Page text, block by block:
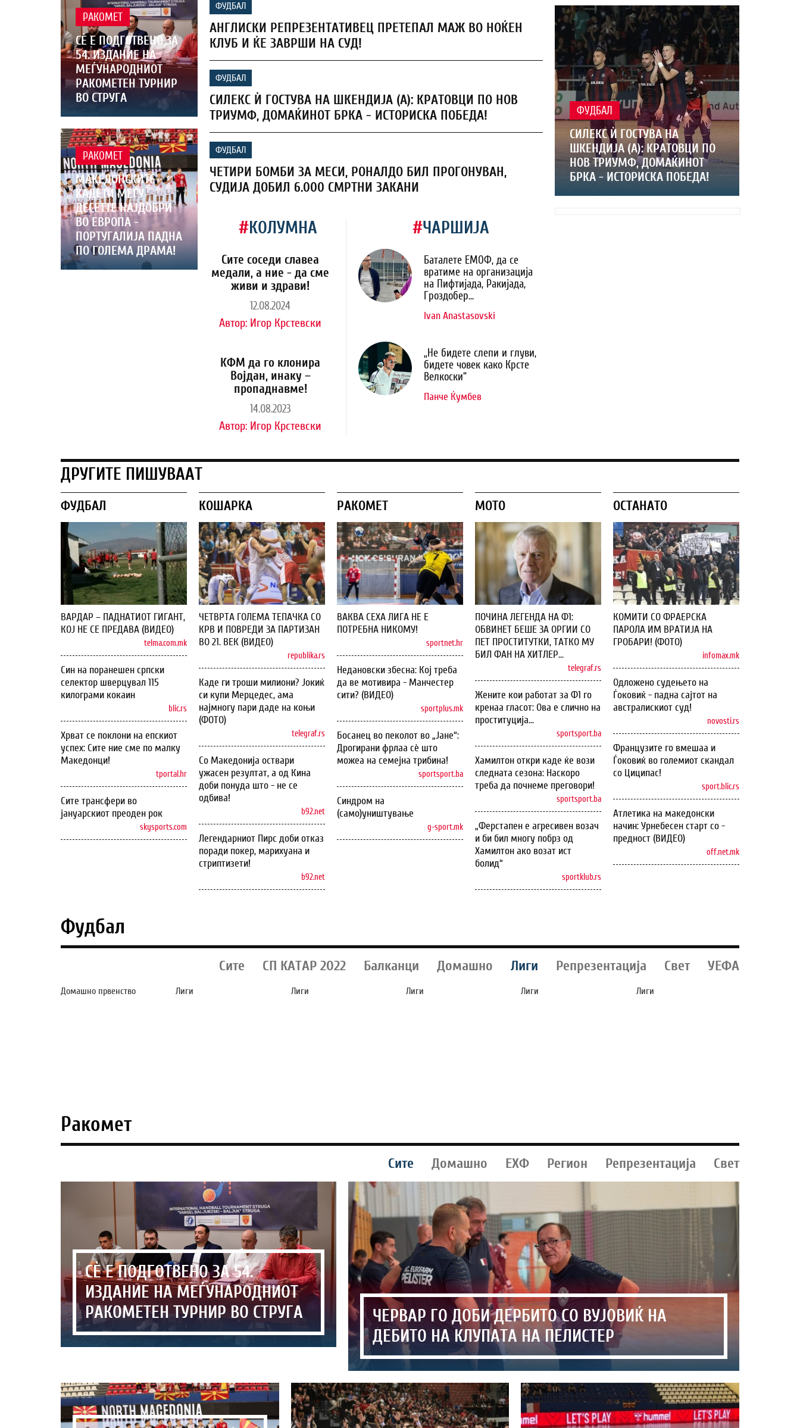
РАКОМЕТ
СЀ Е ПОДГОТВЕНО ЗА
54. ИЗДАНИЕ НА
МЕЃУНАРОДНИОТ
РАКОМЕТЕН ТУРНИР
ВО СТРУГА
РАКОМЕТ
МАКЕДОНСКИТЕ
КАДЕТИ МЕЃУ
ДЕСЕТТЕ НАЈДОБРИ
ВО ЕВРОПА -
ПОРТУГАЛИЈА ПАДНА
ПО ГОЛЕМА ДРАМА!
ФУДБАЛ
АНГЛИСКИ РЕПРЕЗЕНТАТИВЕЦ ПРЕТЕПАЛ МАЖ ВО НОЌЕН
КЛУБ И ЌЕ ЗАВРШИ НА СУД!
ФУДБАЛ
СИЛЕКС Ѝ ГОСТУВА НА ШКЕНДИЈА (А): КРАТОВЦИ ПО НОВ
ТРИУМФ, ДОМАЌИНОТ БРКА - ИСТОРИСКА ПОБЕДА!
ФУДБАЛ
ЧЕТИРИ БОМБИ ЗА МЕСИ, РОНАЛДО БИЛ ПРОГОНУВАН,
СУДИЈА ДОБИЛ 6.000 СМРТНИ ЗАКАНИ
#КОЛУМНА
Сите соседи славеа
медали, а ние - да сме
живи и здрави!
12.08.2024
Автор: Игор Крстевски
КФМ да го клонира
Војдан, инаку –
пропаднавме!
14.08.2023
Автор: Игор Крстевски
#ЧАРШИЈА
Баталете ЕМОФ, да се
вратиме на организација
на Пифтијада, Ракијада,
Гроздобер...
Ivan Anastasovski
„Не бидете слепи и глуви,
бидете човек како Крсте
Велкоски“
Панче Ќумбев
ФУДБАЛ
СИЛЕКС Ѝ ГОСТУВА НА
ШКЕНДИЈА (А): КРАТОВЦИ ПО
НОВ ТРИУМФ, ДОМАЌИНОТ
БРКА - ИСТОРИСКА ПОБЕДА!
ДРУГИТЕ ПИШУВААТ
ФУДБАЛ
ВАРДАР – ПАДНАТИОТ ГИГАНТ,
КОЈ НЕ СЕ ПРЕДАВА (ВИДЕО)
telma.com.mk
Син на поранешен српски
селектор шверцувал 115
килограми кокаин
blic.rs
Хрват се поклони на епскиот
успех: Сите ние сме по малку
Македонци!
tportal.hr
Сите трансфери во
јануарскиот преоден рок
skysports.com
КОШАРКА
ЧЕТВРТА ГОЛЕМА ТЕПАЧКА СО
КРВ И ПОВРЕДИ ЗА ПАРТИЗАН
ВО 21. ВЕК (ВИДЕО)
republika.rs
Каде ги троши милиони? Јокиќ
си купи Мерцедес, ама
најмногу пари даде на коњи
(ФОТО)
telegraf.rs
Со Македонија оствари
ужасен резултат, а од Кина
доби понуда што - не се
одбива!
b92.net
Легендарниот Пирс доби отказ
поради покер, марихуана и
стриптизети!
b92.net
РАКОМЕТ
ВАКВА СЕХА ЛИГА НЕ Е
ПОТРЕБНА НИКОМУ!
sportnet.hr
Недановски збесна: Кој треба
да ве мотивира - Манчестер
сити? (ВИДЕО)
sportplus.mk
Босанец во пеколот во „Јане“:
Дрогирани фрлаа сѐ што
можеа на семејна трибина!
sportsport.ba
Синдром на
(само)уништување
g-sport.mk
МОТО
ПОЧИНА ЛЕГЕНДА НА Ф1:
ОБВИНЕТ БЕШЕ ЗА ОРГИИ СО
ПЕТ ПРОСТИТУТКИ, ТАТКО МУ
БИЛ ФАН НА ХИТЛЕР...
telegraf.rs
Жените кои работат за Ф1 го
кренаа гласот: Ова е слично на
проституција...
sportsport.ba
Хамилтон откри каде ќе вози
следната сезона: Наскоро
треба да почнеме преговори!
sportsport.ba
„Ферстапен е агресивен возач
и би бил многу побрз од
Хамилтон ако возат ист
болид“
sportklub.rs
ОСТАНАТО
КОМИТИ СО ФРАЕРСКА
ПАРОЛА ИМ ВРАТИЈА НА
ГРОБАРИ! (ФОТО)
infomax.mk
Одложено судењето на
Ѓоковиќ - падна сајтот на
австралискиот суд!
novosti.rs
Французите го вмешаа и
Ѓоковиќ во големиот скандал
со Циципас!
sport.blic.rs
Атлетика на македонски
начин: Урнебесен старт со -
предност (ВИДЕО)
off.net.mk
Фудбал
Сите СП КАТАР 2022 Балканци Домашно Лиги Репрезентација Свет УЕФА
Домашно првенство Лиги Лиги Лиги Лиги Лиги
Ракомет
Сите Домашно ЕХФ Регион Репрезентација Свет
СЀ Е ПОДГОТВЕНО ЗА 54.
ИЗДАНИЕ НА МЕЃУНАРОДНИОТ
РАКОМЕТЕН ТУРНИР ВО СТРУГА
ЧЕРВАР ГО ДОБИ ДЕРБИТО СО ВУЈОВИЌ НА
ДЕБИТО НА КЛУПАТА НА ПЕЛИСТЕР